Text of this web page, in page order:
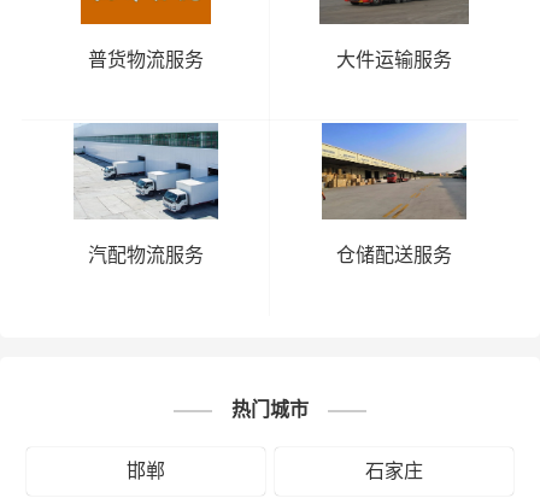
普货物流服务 大件运输服务
汽配物流服务 仓储配送服务
热门城市
邯郸 石家庄